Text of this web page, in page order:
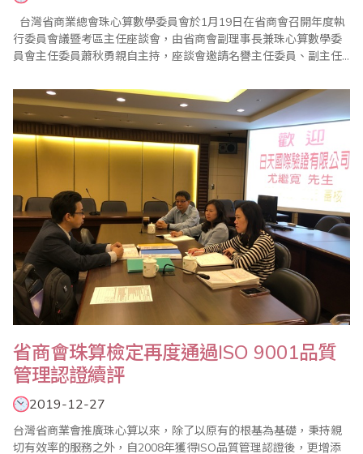
行委員會議暨考區主任座談會，由省商會副理事長兼珠心算數學委
員會主任委員蕭秋勇親自主持，座談會邀請名譽主任委員、副主任
與，討論2020年珠算推廣計畫，並研討珠算未來發展方向。 蕭副理
事長首先在致詞中表示感謝各位委員及老師們對省商會各項珠心算
推廣工作的大力支持與..
省商會珠算檢定再度通過ISO 9001品質
管理認證續評
2019-12-27
台灣省商業會推廣珠心算以來，除了以原有的根基為基礎，秉持親
切有效率的服務之外，自2008年獲得ISO品質管理認證後，更增添